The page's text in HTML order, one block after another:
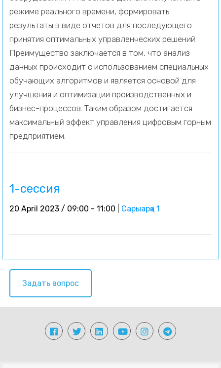
режиме реального времени, формировать
результаты в виде отчетов для последующего
принятия оптимальных управленческих решений.
Преимущество заключается в том, что анализ
данных происходит с использованием специальных
обучающих алгоритмов и является основой для
улучшения и оптимизации производственных и
бизнес-процессов. Таким образом достигается
максимальный эффект управления цифровым горным
предприятием.
1-сессия
20 April 2023 / 09:00 - 11:00 Сарыарқа 1
Задать вопрос